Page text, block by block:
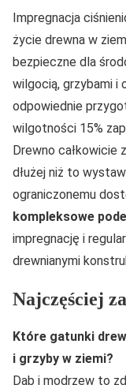
Impregnacja
życie drewna w
bezpieczne dla
wilgocią, grzybami i
odpowiednie
wilgotności 15%
Drewno
dłużej niż to
ograniczonemu
kompleksowe
impregnację i
drewnianymi
Najczęściej
Które gatunki
i grzyby w ziemi?
Dąb i modrzew to